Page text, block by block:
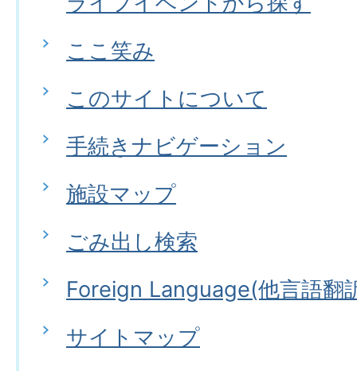
ここ笑み
このサイトについて
手続きナビゲーション
施設マップ
ごみ出し検索
Foreign Language(他言語翻
サイトマップ